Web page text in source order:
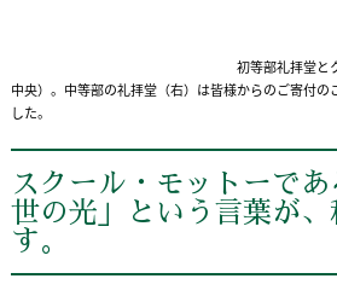
初等部礼拝堂とクリスマス讃
中央）。中等部の礼拝堂（右）は皆様からのご寄付の
した。
スクール・モットーであ
世の光」という言葉が
す。